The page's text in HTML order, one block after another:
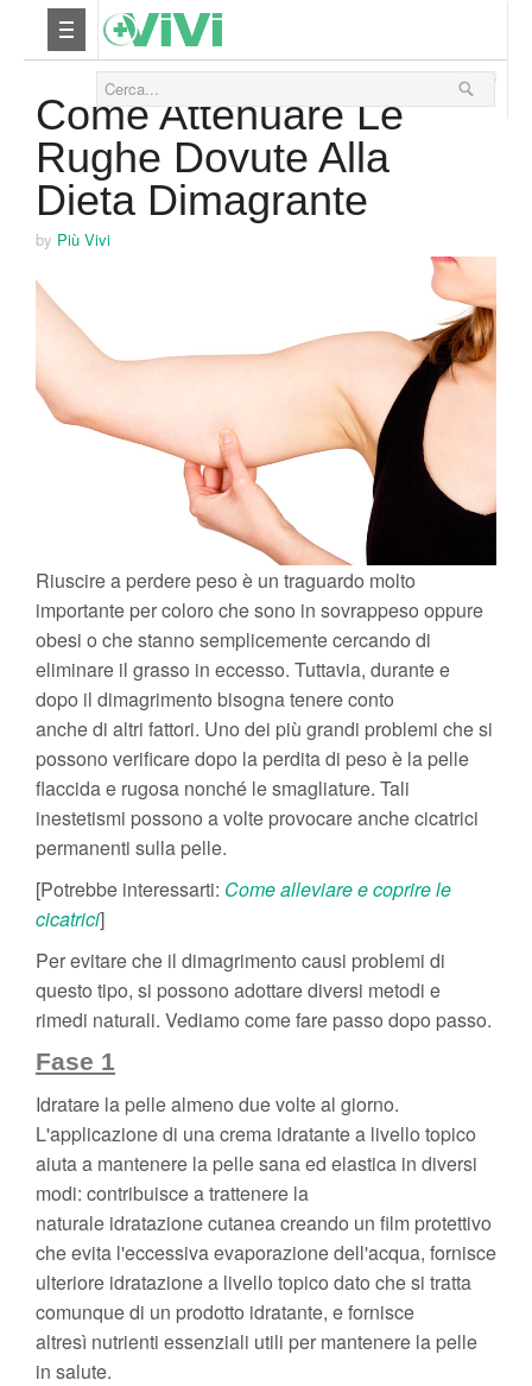
Yoga
Salute
Fitness
Relax
Viaggi & Vacanze
23 Febbraio 2016
Come Attenuare Le
Rughe Dovute Alla
Dieta Dimagrante
by Più Vivi
Riuscire a perdere peso è un traguardo molto
importante per coloro che sono in sovrappeso oppure
obesi o che stanno semplicemente cercando di
eliminare il grasso in eccesso. Tuttavia, durante e
dopo il dimagrimento bisogna tenere conto
anche di altri fattori. Uno dei più grandi problemi che si
possono verificare dopo la perdita di peso è la pelle
flaccida e rugosa nonché le smagliature. Tali
inestetismi possono a volte provocare anche cicatrici
permanenti sulla pelle.
[Potrebbe interessarti: Come alleviare e coprire le
cicatrici]
Per evitare che il dimagrimento causi problemi di
questo tipo, si possono adottare diversi metodi e
rimedi naturali. Vediamo come fare passo dopo passo.
Fase 1
Idratare la pelle almeno due volte al giorno.
L'applicazione di una crema idratante a livello topico
aiuta a mantenere la pelle sana ed elastica in diversi
modi: contribuisce a trattenere la
naturale idratazione cutanea creando un film protettivo
che evita l'eccessiva evaporazione dell'acqua, fornisce
ulteriore idratazione a livello topico dato che si tratta
comunque di un prodotto idratante, e fornisce
altresì nutrienti essenziali utili per mantenere la pelle
in salute.